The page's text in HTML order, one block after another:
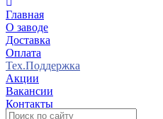
Главная
О заводе
Доставка
Оплата
Тех.Поддержка
Акции
Вакансии
Контакты